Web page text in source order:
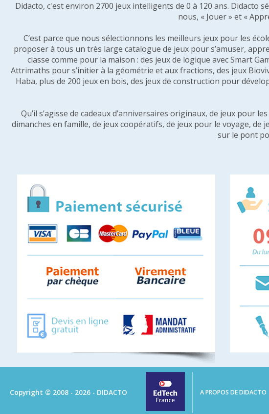
Didacto, c'est environ 2700 jeux intelligents de 0 à 120 ans. Didacto
nous, « Jouer » et «
C’est parce que nous sélectionnons les meilleurs jeux pour les
proposer à tous un très large catalogue de jeux pour s’amuser,
classe comme pour la maison : des jeux de logique avec Smart
Attrimaths pour s’initier à la géométrie et aux fractions, des jeux
Haba, plus de 200 jeux en bois, des jeux de construction pour
Qu’il s’agisse de cadeaux d’anniversaires originaux, de jeux pour
dimanches en famille, de jeux coopératifs, de jeux pour le voyage,
sur le pont
Copyright © 2008 - 2026 - DIDACTO A PROPOS DE DIDACTO